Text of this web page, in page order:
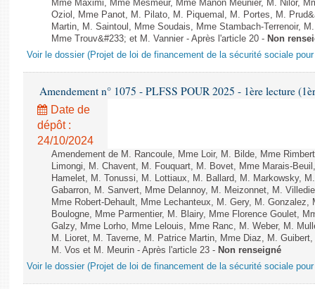
Mme Maximi, Mme Mesmeur, Mme Manon Meunier, M. Nilor,
Oziol, Mme Panot, M. Pilato, M. Piquemal, M. Portes, M.
Martin, M. Saintoul, Mme Soudais, Mme Stambach-Terrenoir,
Mme Trouv&#233; et M. Vannier - Après l'article 20 - Non
Voir le dossier (Projet de loi de financement de la sécurité sociale pour
Amendement n° 1075 - PLFSS POUR 2025 - 1ère lecture
Date de
dépôt :
24/10/2024
Amendement de M. Rancoule, Mme Loir, M. Bilde, Mme
Limongi, M. Chavent, M. Fouquart, M. Bovet, Mme Marais-
Hamelet, M. Tonussi, M. Lottiaux, M. Ballard, M. Markowsky,
Gabarron, M. Sanvert, Mme Delannoy, M. Meizonnet, M.
Mme Robert-Dehault, Mme Lechanteux, M. Gery, M.
Boulogne, Mme Parmentier, M. Blairy, Mme Florence Goulet,
Galzy, Mme Lorho, Mme Lelouis, Mme Ranc, M. Weber, M.
M. Lioret, M. Taverne, M. Patrice Martin, Mme Diaz, M.
M. Vos et M. Meurin - Après l'article 23 - Non renseigné
Voir le dossier (Projet de loi de financement de la sécurité sociale pour